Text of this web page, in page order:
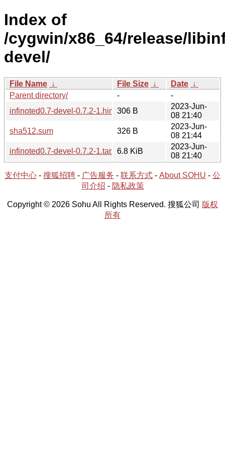
Index of
/cygwin/x86_64/release/
devel/
File Name ↓ File Size ↓ Date ↓
Parent directory/
-
-
infinoted0.7-devel-0.7.2-1.hint 306 B
2023-Jun-
08 21:40
sha512.sum
326 B
2023-Jun-
08 21:44
infinoted0.7-devel-0.7.2-1.tar.xz6.8 KiB
2023-Jun-
08 21:40
支付中心 - 搜狐招聘 - 广告服务 - 联系方式 - About SOHU - 公
司介绍 - 隐私政策
Copyright © 2026 Sohu All Rights Reserved. 搜狐公司 版权
所有